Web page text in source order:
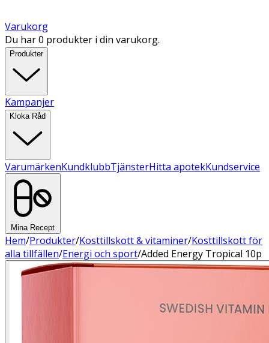
Varukorg
Du har 0 produkter i din varukorg.
Produkter
Kampanjer
Kloka Råd
VarumärkenKundklubbTjänsterHitta apotekKundservice
Mina Recept
Hem/Produkter/Kosttillskott & vitaminer/Kosttillskott för
alla tillfällen/Energi och sport/Added Energy Tropical 10p